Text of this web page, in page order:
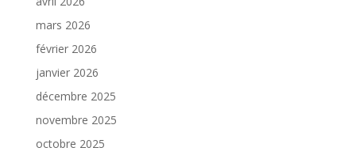
mars 2026
février 2026
janvier 2026
décembre 2025
novembre 2025
octobre 2025